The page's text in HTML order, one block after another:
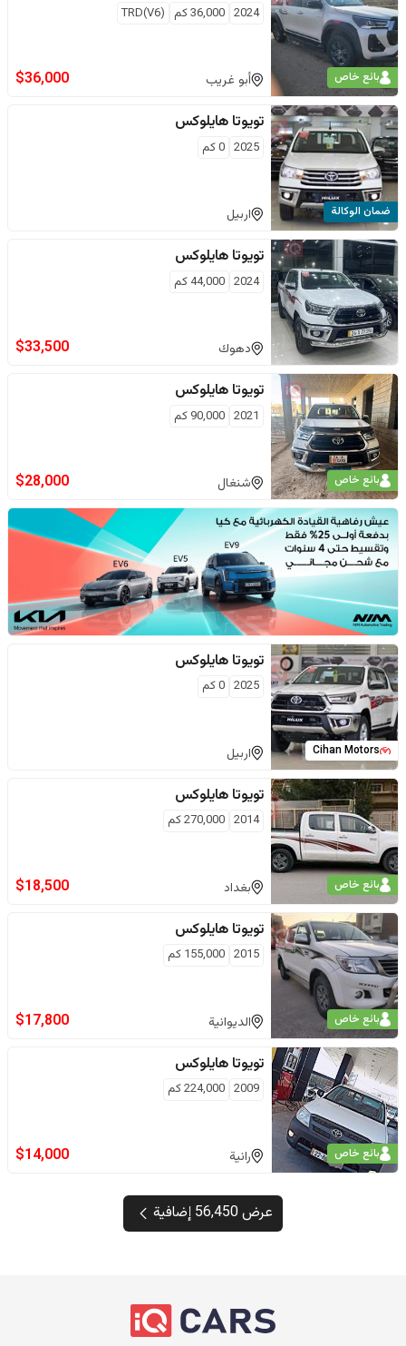
بائع خاص
2024
36,000كم TRD(V6)
أبو غريب $36,000
ضمان الوكالة
تويوتا هايلوكس
2025
0كم
اربيل
تويوتا هايلوكس
2024
44,000كم
دهوك $33,500
بائع خاص
تويوتا هايلوكس
2021
90,000 كم
شنغال $28,000
Cihan Motors
تويوتا هايلوكس
2025
0كم
اربيل
بائع خاص
تويوتا هايلوكس
2014
270,000كم
بغداد $18,500
بائع خاص
تويوتا هايلوكس
2015
155,000 كم
الديوانية $17,800
بائع خاص
تويوتا هايلوكس
2009
224,000كم
رانية‎ $14,000
عرض 56,450 إضافية